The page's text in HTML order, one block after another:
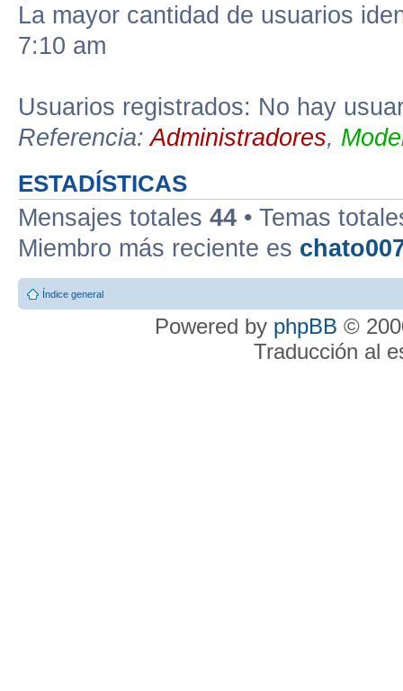
La mayor cantidad de usuarios
7:10 am
Usuarios registrados: No hay
Referencia:Administradores,
ESTADÍSTICAS
Mensajes totales 44 • Temas
Miembro más reciente es
Índice general
Powered by phpBB ©
Traducción al